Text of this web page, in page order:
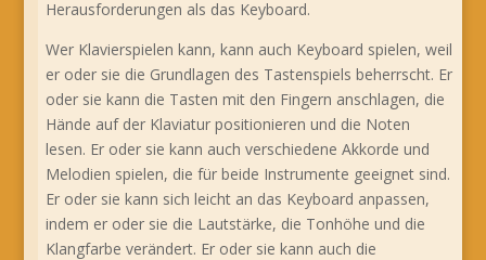
Herausforderungen als das Keyboard.
Wer Klavierspielen kann, kann auch Keyboard spielen, weil
er oder sie die Grundlagen des Tastenspiels beherrscht. Er
oder sie kann die Tasten mit den Fingern anschlagen, die
Hände auf der Klaviatur positionieren und die Noten
lesen. Er oder sie kann auch verschiedene Akkorde und
Melodien spielen, die für beide Instrumente geeignet sind.
Er oder sie kann sich leicht an das Keyboard anpassen,
indem er oder sie die Lautstärke, die Tonhöhe und die
Klangfarbe verändert. Er oder sie kann auch die